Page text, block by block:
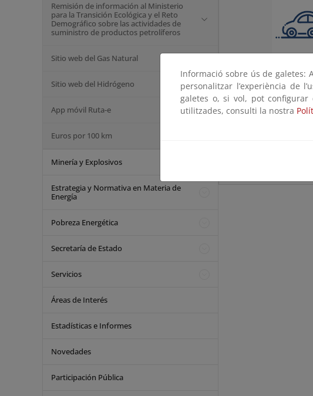
Remisión de información al Ministerio
para la Transición Ecológica y el Reto
Demográfico sobre las actividades de
suministro de productos petrolíferos
Sitio web del Gas Natural
Sitio web del Hidrógeno
App móvil Ruta-e
Euros por 100 km
Minería y Explosivos
Estrategia y Normativa en Materia de
Energía
Pobreza Energética
Secretaría de Estado
Servicios
Áreas de Interés
Estadísticas e Informes
Novedades
Participación Pública
Gas
Natural
Informació sobre ús de galetes:
personalitzar l’experiència de
galetes o, si vol, pot
utilitzades, consulti la nostra